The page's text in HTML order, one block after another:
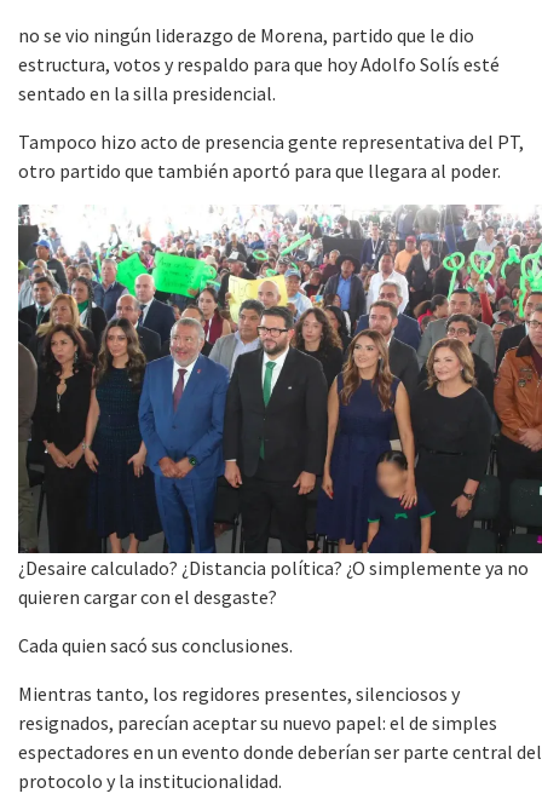
no se vio ningún liderazgo de Morena, partido que le dio
estructura, votos y respaldo para que hoy Adolfo Solís esté
sentado en la silla presidencial.
Tampoco hizo acto de presencia gente representativa del PT,
otro partido que también aportó para que llegara al poder.
¿Desaire calculado? ¿Distancia política? ¿O simplemente ya no
quieren cargar con el desgaste?
Cada quien sacó sus conclusiones.
Mientras tanto, los regidores presentes, silenciosos y
resignados, parecían aceptar su nuevo papel: el de simples
espectadores en un evento donde deberían ser parte central del
protocolo y la institucionalidad.